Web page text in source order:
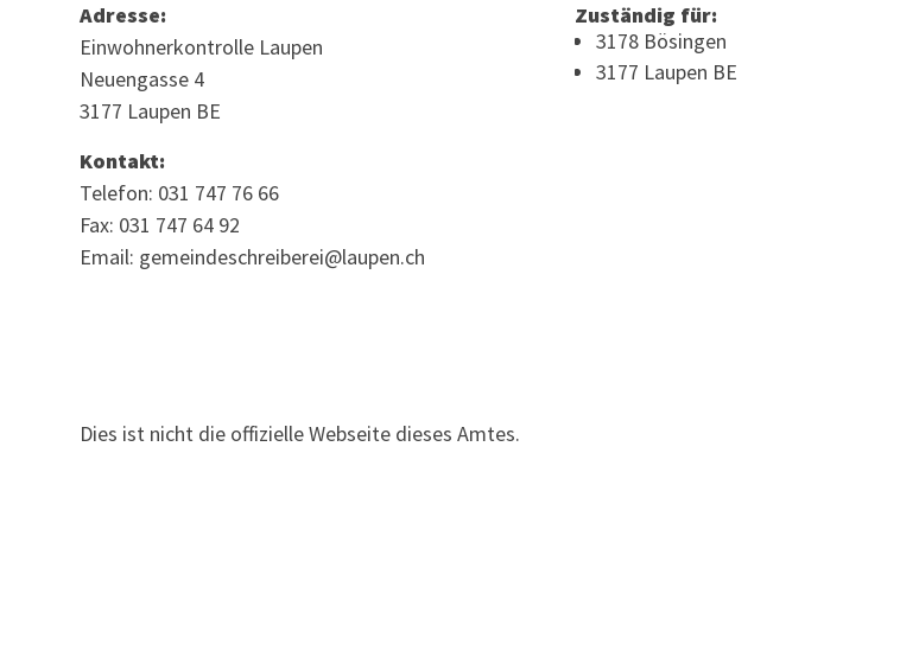
Adresse:
Einwohnerkontrolle Laupen
Neuengasse 4
3177 Laupen BE
Kontakt:
Telefon: 031 747 76 66
Fax: 031 747 64 92
Email: gemeindeschreiberei@laupen.ch
Zuständig für:
3178 Bösingen
3177 Laupen BE
Dies ist nicht die offizielle Webseite dieses Amtes.